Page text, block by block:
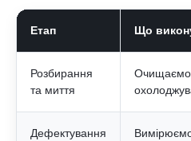
Етап Що
Розбирання
та миття
Очищаємо
Дефектування